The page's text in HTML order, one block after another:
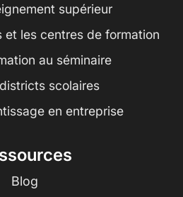
supérieur
et les centres de formation
au séminaire
scolaires
en entreprise
Blog